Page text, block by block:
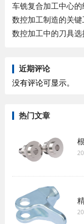
车铣复合加工中心
数控加工制造的关
数控加工中的刀具选
近期评论
没有评论可显示。
热门文章